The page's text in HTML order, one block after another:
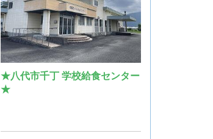
★八代市千丁 学校給食センター
★